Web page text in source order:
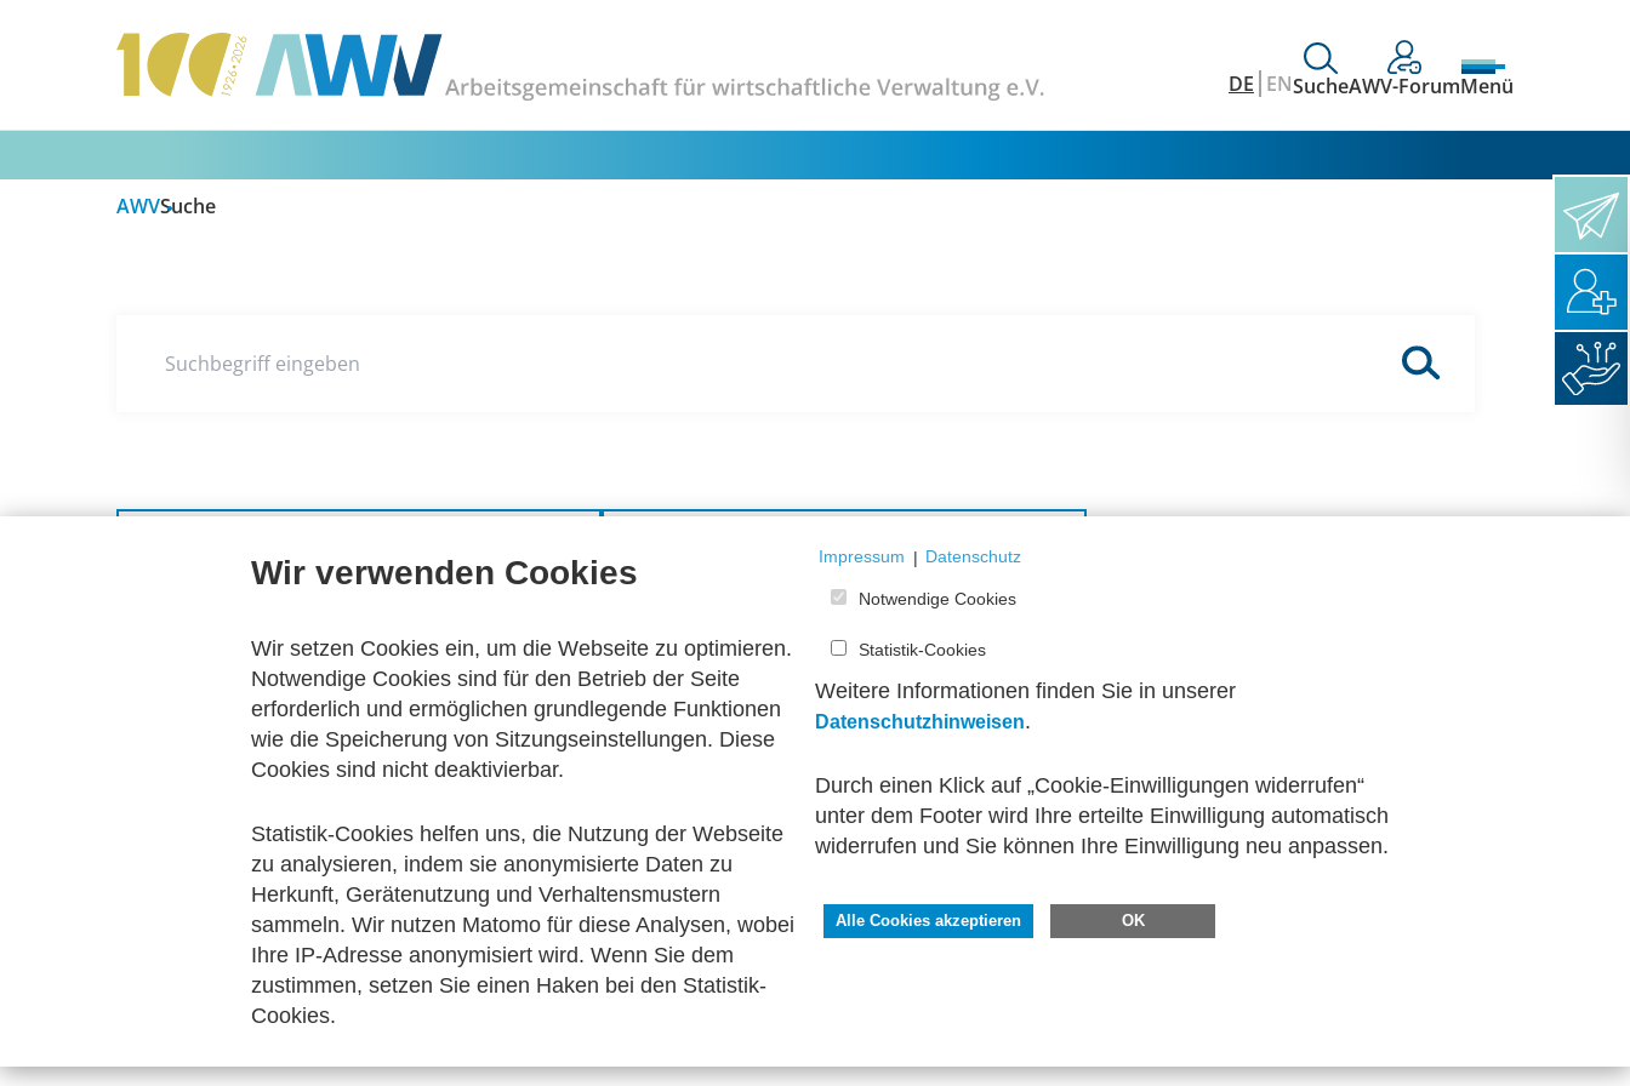
DE ENSucheAWV-ForumMenü
AWVSuche
Suchbegriff eingeben
Wir verwenden Cookies
Wir setzen Cookies ein, um die Webseite zu optimieren.
Notwendige Cookies sind für den Betrieb der Seite
erforderlich und ermöglichen grundlegende Funktionen
wie die Speicherung von Sitzungseinstellungen. Diese
Cookies sind nicht deaktivierbar.
Statistik-Cookies helfen uns, die Nutzung der Webseite
zu analysieren, indem sie anonymisierte Daten zu
Herkunft, Gerätenutzung und Verhaltensmustern
sammeln. Wir nutzen Matomo für diese Analysen, wobei
Ihre IP-Adresse anonymisiert wird. Wenn Sie dem
zustimmen, setzen Sie einen Haken bei den Statistik-
Cookies.
Impressum | Datenschutz
Notwendige Cookies
Statistik-Cookies
Weitere Informationen finden Sie in unserer
Datenschutzhinweisen.
Durch einen Klick auf „Cookie-Einwilligungen widerrufen“
unter dem Footer wird Ihre erteilte Einwilligung automatisch
widerrufen und Sie können Ihre Einwilligung neu anpassen.
Alle Cookies akzeptieren OK